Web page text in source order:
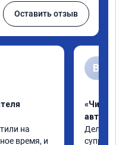
Оставить отзыв
на
время, и
В
«Чип
Делал